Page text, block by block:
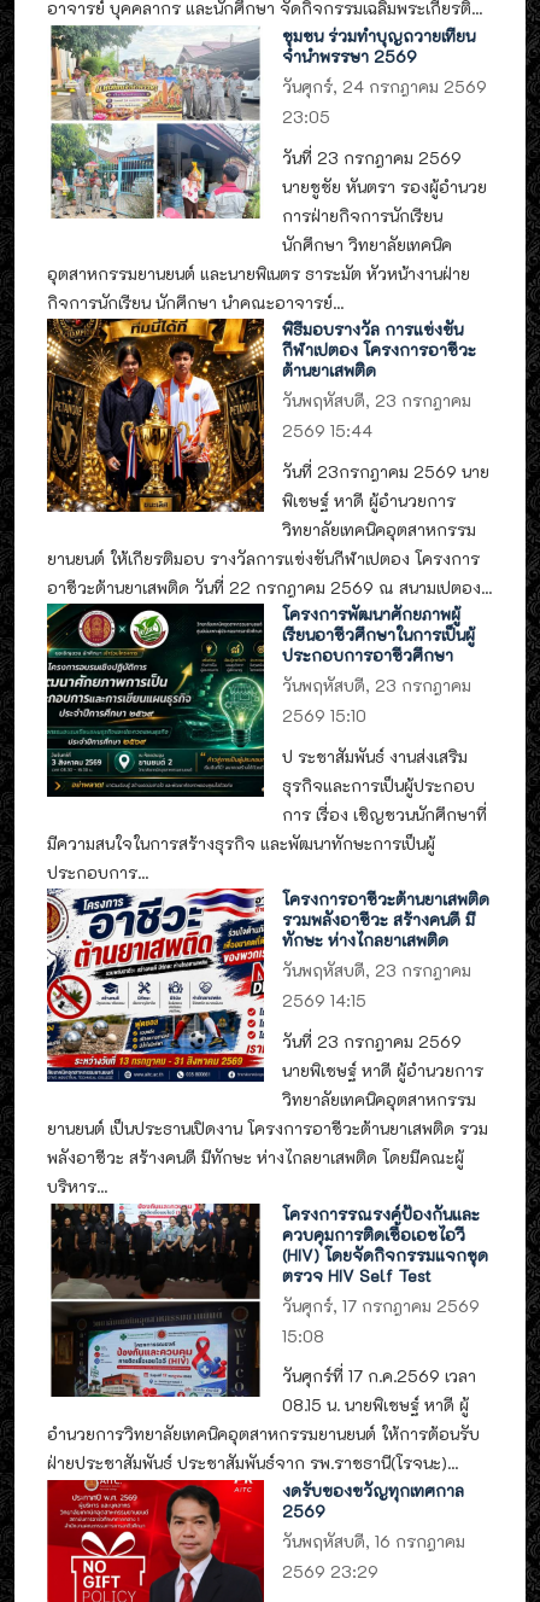
อาจารย์ บุคคลากร และนักศึกษา จัดกิจกรรมเฉลิมพระเกียรติ...
ชุมชน ร่วมทำบุญถวายเทียน
จำนำพรรษา 2569
วันศุกร์, 24 กรกฎาคม 2569
23:05
วันที่ 23 กรกฎาคม 2569
นายชูชัย หันตรา รองผู้อำนวย
การฝ่ายกิจการนักเรียน
นักศึกษา วิทยาลัยเทคนิค
อุตสาหกรรมยานยนต์ และนายพิเนตร ธาระมัต หัวหน้างานฝ่าย
กิจการนักเรียน นักศึกษา นำคณะอาจารย์...
พิธีมอบรางวัล การแข่งขัน
กีฬาเปตอง โครงการอาชีวะ
ต้านยาเสพติด
วันพฤหัสบดี, 23 กรกฎาคม
2569 15:44
วันที่ 23กรกฎาคม 2569 นาย
พิเชษฐ์ หาดี ผู้อำนวยการ
วิทยาลัยเทคนิคอุตสาหกรรม
ยานยนต์ ให้เกียรติมอบ รางวัลการแข่งขันกีฬาเปตอง โครงการ
อาชีวะต้านยาเสพติด วันที่ 22 กรกฎาคม 2569 ณ สนามเปตอง...
โครงการพัฒนาศักยภาพผู้
เรียนอาชีวศึกษาในการเป็นผู้
ประกอบการอาชีวศึกษา
วันพฤหัสบดี, 23 กรกฎาคม
2569 15:10
ป ระชาสัมพันธ์ งานส่งเสริม
ธุรกิจและการเป็นผู้ประกอบ
การ เรื่อง เชิญชวนนักศึกษาที่
มีความสนใจในการสร้างธุรกิจ และพัฒนาทักษะการเป็นผู้
ประกอบการ...
โครงการอาชีวะต้านยาเสพติด
รวมพลังอาชีวะ สร้างคนดี มี
ทักษะ ห่างไกลยาเสพติด
วันพฤหัสบดี, 23 กรกฎาคม
2569 14:15
วันที่ 23 กรกฎาคม 2569
นายพิเชษฐ์ หาดี ผู้อำนวยการ
วิทยาลัยเทคนิคอุตสาหกรรม
ยานยนต์ เป็นประธานเปิดงาน โครงการอาชีวะต้านยาเสพติด รวม
พลังอาชีวะ สร้างคนดี มีทักษะ ห่างไกลยาเสพติด โดยมีคณะผู้
บริหาร...
โครงการรณรงค์ป้องกันและ
ควบคุมการติดเชื้อเอชไอวี
(HIV) โดยจัดกิจกรรมแจกชุด
ตรวจ HIV Self Test
วันศุกร์, 17 กรกฎาคม 2569
15:08
วันศุกร์ที่ 17 ก.ค.2569 เวลา
08.15 น. นายพิเชษฐ์ หาดี ผู้
อำนวยการวิทยาลัยเทคนิคอุตสาหกรรมยานยนต์ ให้การต้อนรับ
ฝ่ายประชาสัมพันธ์ ประชาสัมพันธ์จาก รพ.ราชธานี(โรจนะ)...
งดรับของขวัญทุกเทศกาล
2569
วันพฤหัสบดี, 16 กรกฎาคม
2569 23:29